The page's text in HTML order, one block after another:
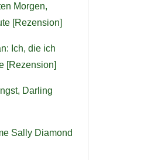
Morgen,
[Rezension]
Ich, die ich
[Rezension]
Darling
Sally Diamond